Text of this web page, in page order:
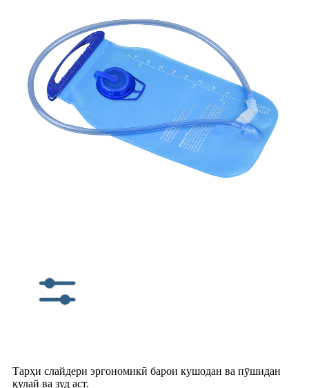
Тарҳи слайдери эргономикӣ барои кушодан ва пӯшидан
қулай ва зуд аст.